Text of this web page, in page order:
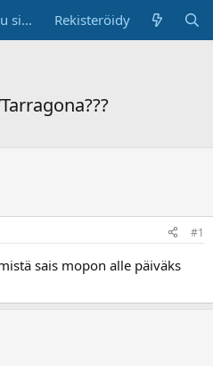
Kirjaudu sisään Rekisteröidy
#1
sais mopon alle päiväks